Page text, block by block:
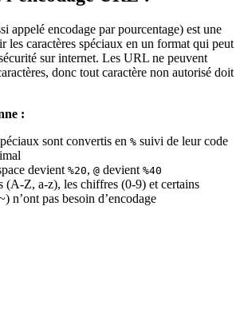
appelé encodage par pourcentage) est une
les caractères spéciaux en un format qui peut
sur internet. Les URL ne peuvent
donc tout caractère non autorisé doit
:
sont convertis en % suivi de leur code
devient %20, @ devient %40
(A-Z, a-z), les chiffres (0-9) et certains
n’ont pas besoin d’encodage